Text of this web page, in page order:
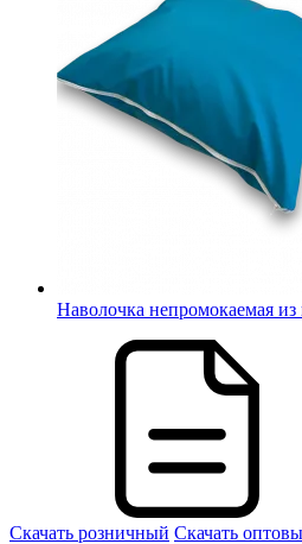
Наволочка непромокаемая
Скачать розничный Скачать